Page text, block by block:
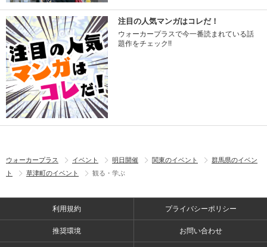
注目の人気マンガはコレだ！
ウォーカープラスで今一番読まれている話
題作をチェック!!
ウォーカープラス イベント 明日開催 関東のイベント
群馬県のイベン
ト
草津町のイベント 観る・学ぶ
利用規約 プライバシーポリシー
推奨環境 お問い合わせ